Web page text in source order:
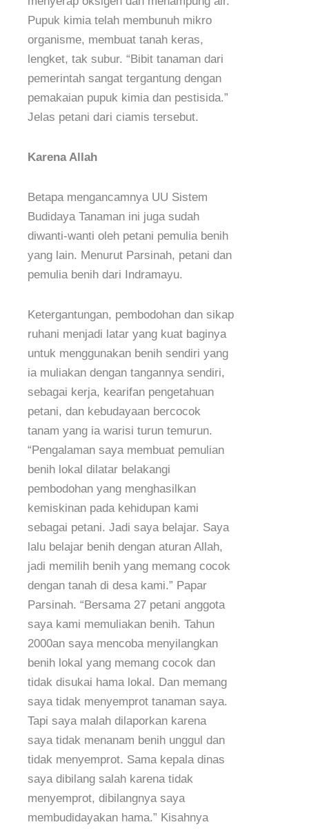
Pupuk kimia telah membunuh mikro
organisme, membuat tanah keras,
lengket, tak subur. “Bibit tanaman dari
pemerintah sangat tergantung dengan
pemakaian pupuk kimia dan pestisida.”
Jelas petani dari ciamis tersebut.
Karena Allah
Betapa mengancamnya UU Sistem
Budidaya Tanaman ini juga sudah
diwanti-wanti oleh petani pemulia benih
yang lain. Menurut Parsinah, petani dan
pemulia benih dari Indramayu.
Ketergantungan, pembodohan dan sikap
ruhani menjadi latar yang kuat baginya
untuk menggunakan benih sendiri yang
ia muliakan dengan tangannya sendiri,
sebagai kerja, kearifan pengetahuan
petani, dan kebudayaan bercocok
tanam yang ia warisi turun temurun.
“Pengalaman saya membuat pemulian
benih lokal dilatar belakangi
pembodohan yang menghasilkan
kemiskinan pada kehidupan kami
sebagai petani. Jadi saya belajar. Saya
lalu belajar benih dengan aturan Allah,
jadi memilih benih yang memang cocok
dengan tanah di desa kami.” Papar
Parsinah. “Bersama 27 petani anggota
saya kami memuliakan benih. Tahun
2000an saya mencoba menyilangkan
benih lokal yang memang cocok dan
tidak disukai hama lokal. Dan memang
saya tidak menyemprot tanaman saya.
Tapi saya malah dilaporkan karena
saya tidak menanam benih unggul dan
tidak menyemprot. Sama kepala dinas
saya dibilang salah karena tidak
menyemprot, dibilangnya saya
membudidayakan hama.” Kisahnya